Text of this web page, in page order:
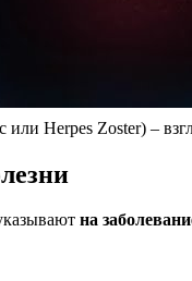
Herpes Zoster) –
на